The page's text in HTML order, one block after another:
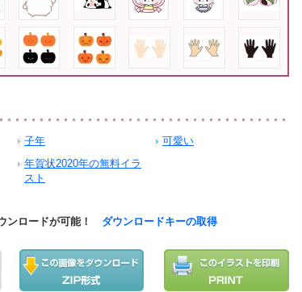
子年
可愛い
年賀状2020年の無料イラ
スト
ンロードが可能！ ダウンロードキーの取得